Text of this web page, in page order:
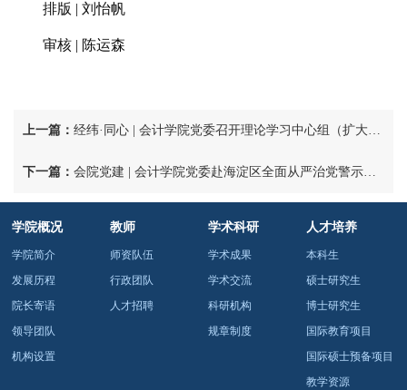
排版 | 刘怡帆
审核 | 陈运森
上一篇： 经纬·同心 | 会计学院党委召开理论学习中心组（扩大）学习暨2026年度统战工作座谈会
下一篇： 会院党建 | 会计学院党委赴海淀区全面从严治党警示教育基地开展树立和践行正确政绩观学习教育联学共建活动
学院概况
学院简介
发展历程
院长寄语
领导团队
机构设置
教师
师资队伍
行政团队
人才招聘
学术科研
学术成果
学术交流
科研机构
规章制度
人才培养
本科生
硕士研究生
博士研究生
国际教育项目
国际硕士预备项目
教学资源